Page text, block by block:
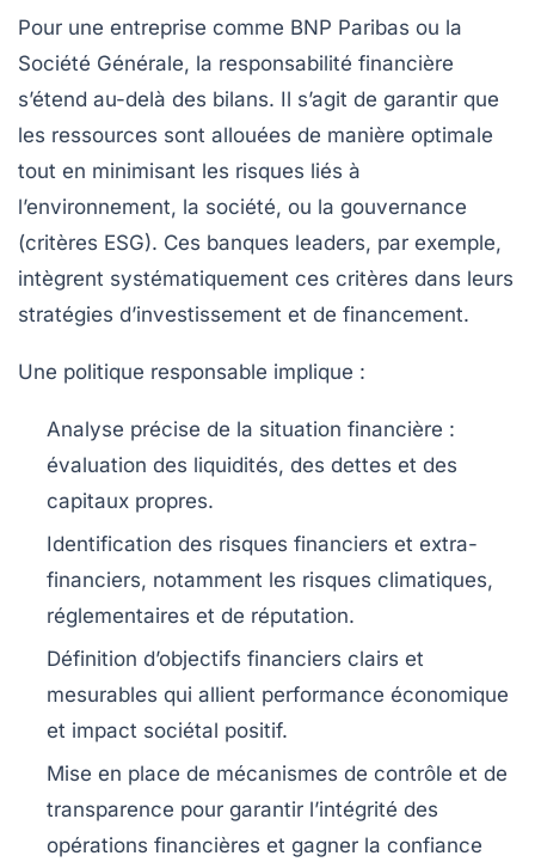
Pour une entreprise comme BNP Paribas ou la
Société Générale, la responsabilité financière
s’étend au-delà des bilans. Il s’agit de garantir que
les ressources sont allouées de manière optimale
tout en minimisant les risques liés à
l’environnement, la société, ou la gouvernance
(critères ESG). Ces banques leaders, par exemple,
intègrent systématiquement ces critères dans leurs
stratégies d’investissement et de financement.
Une politique responsable implique :
Analyse précise de la situation financière :
évaluation des liquidités, des dettes et des
capitaux propres.
Identification des risques financiers et extra-
financiers, notamment les risques climatiques,
réglementaires et de réputation.
Définition d’objectifs financiers clairs et
mesurables qui allient performance économique
et impact sociétal positif.
Mise en place de mécanismes de contrôle et de
transparence pour garantir l’intégrité des
opérations financières et gagner la confiance